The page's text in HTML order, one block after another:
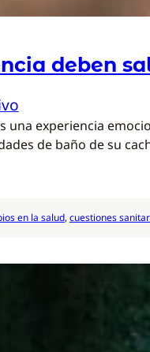
deben
una experiencia
de baño de su
en la salud, cuestiones